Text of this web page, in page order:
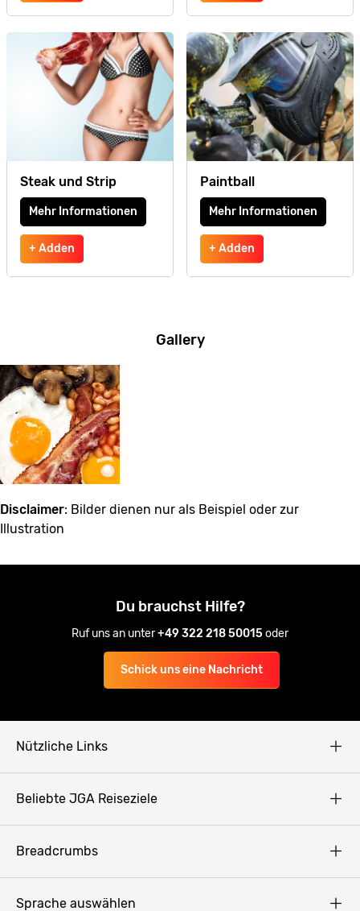
Steak und Strip
Mehr Informationen
+ Adden
Paintball
Mehr Informationen
+ Adden
Gallery
Disclaimer: Bilder dienen nur als Beispiel oder zur
Illustration
Du brauchst Hilfe?
Ruf uns an unter+49 322 218 50015oder
Schick uns eine Nachricht
Nützliche Links
Beliebte JGA Reiseziele
Breadcrumbs
Sprache auswählen